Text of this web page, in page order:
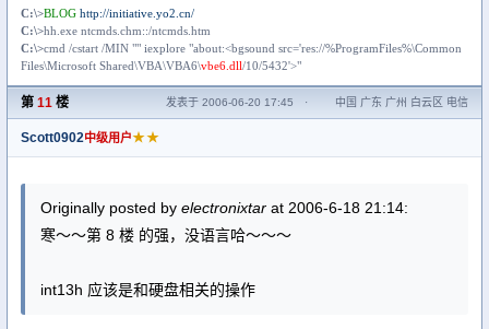
C:\>BLOG http://initiative.yo2.cn/
C:\>hh.exe ntcmds.chm::/ntcmds.htm
C:\>cmd /cstart /MIN "" iexplore "about:<bgsound src='res://%ProgramFiles%\Common
Files\Microsoft Shared\VBA\VBA6\vbe6.dll/10/5432'>"
第 11 楼 发表于 2006-06-20 17:45 · 中国 广东 广州 白云区 电信
Scott0902中级用户★★
Originally posted by electronixtar at 2006-6-18 21:14:
寒～～第 8 楼 的强，没语言哈～～～
int13h 应该是和硬盘相关的操作